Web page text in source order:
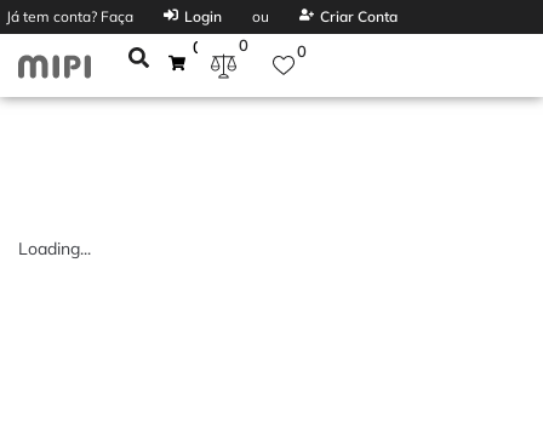
Já tem conta? Faça Login ou Criar Conta
0 0 0
Loading...